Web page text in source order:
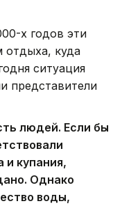
х годов эти
отдыха, куда
ситуация
представители
людей. Если бы
и купания,
Однако
воды,